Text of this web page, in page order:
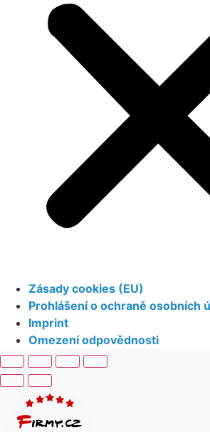
Zásady cookies (EU)
Prohlášení o ochraně osobních
Imprint
Omezení odpovědnosti